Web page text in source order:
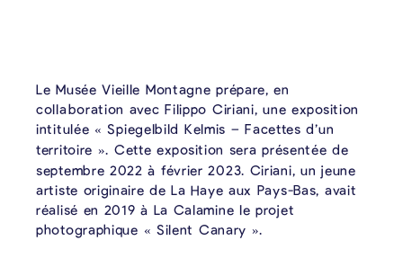
Le Musée Vieille Montagne prépare, en
collaboration avec Filippo Ciriani, une exposition
intitulée « Spiegelbild Kelmis – Facettes d’un
territoire ». Cette exposition sera présentée de
septembre 2022 à février 2023. Ciriani, un jeune
artiste originaire de La Haye aux Pays-Bas, avait
réalisé en 2019 à La Calamine le projet
photographique « Silent Canary ».